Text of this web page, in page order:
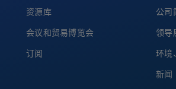
资源库
会议和贸易博览会
订阅
公司
领导
环境
新闻